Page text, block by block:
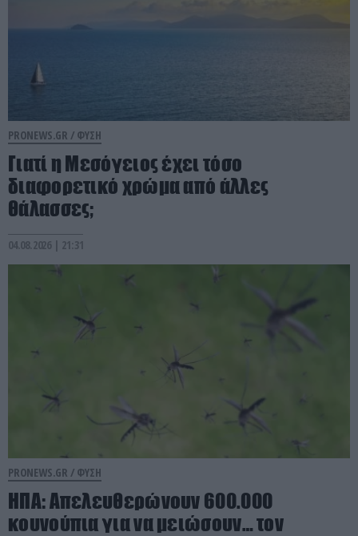
PRONEWS.GR / ΦΥΣΗ
Γιατί η Μεσόγειος έχει τόσο
διαφορετικό χρώμα από άλλες
θάλασσες;
04.08.2026 | 21:31
PRONEWS.GR / ΦΥΣΗ
ΗΠΑ: Απελευθερώνουν 600.000
κουνούπια για να μειώσουν… τον